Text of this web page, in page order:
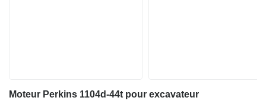
Moteur Perkins 1104d-44t pour excavateur